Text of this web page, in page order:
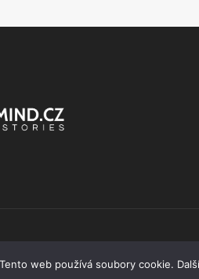
Tento web používá soubory cookie.